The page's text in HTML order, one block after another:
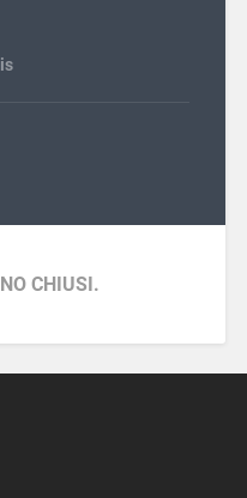
CHIUSI.